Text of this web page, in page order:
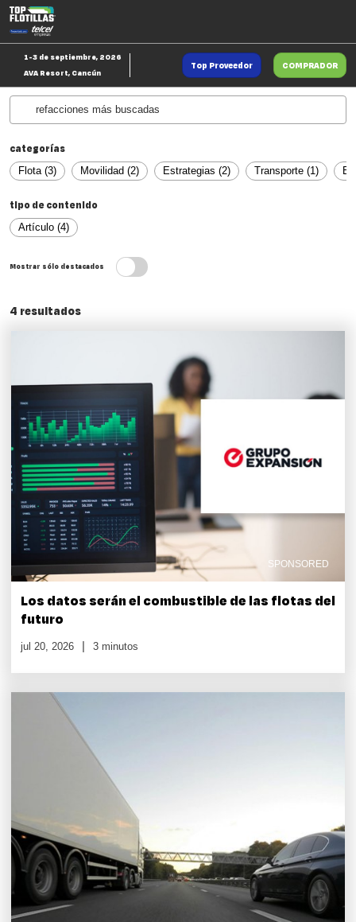
Saltar
al
1-3 de septiembre, 2026
AVA Resort, Cancún
Top Proveedor COMPRADOR
categorías
Flota (3) Movilidad (2) Estrategias (2) Transporte (1)
tipo de contenido
Artículo (4)
Mostrar sólo destacados
4 resultados
SPONSORED
Los datos serán el combustible de las flotas del
futuro
jul 20, 2026 3 minutos